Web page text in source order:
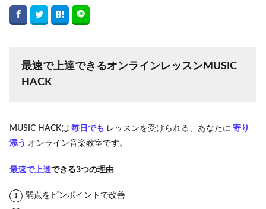
最速で上達できるオンラインレッスンMUSIC
HACK
MUSIC HACKは 毎日でも レッスンを受けられる、あなたに 寄り
添う オンライン音楽教室です。
最速で上達できる3つの理由
弱点をピンポイントで改善